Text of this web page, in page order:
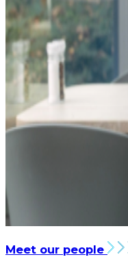
Meet our people